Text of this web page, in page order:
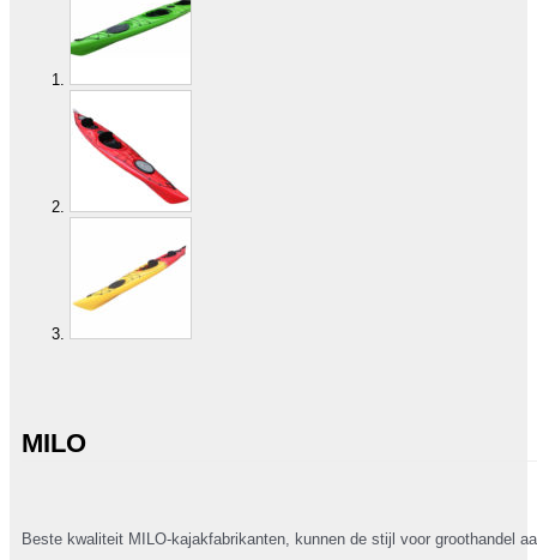
MILO
Beste kwaliteit MILO-kajakfabrikanten, kunnen de stijl voor groothandel